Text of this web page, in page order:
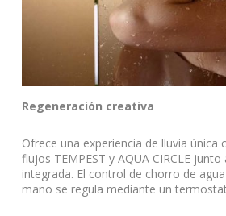
Regeneración creativa
Ofrece una experiencia de lluvia única
flujos TEMPEST y AQUA CIRCLE
integrada. El control de chorro de
mano se regula mediante un